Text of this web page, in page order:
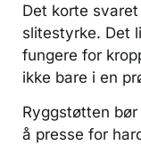
Det korte
slitestyrke. Det
fungere for
ikke bare i en
Ryggstøtten
å presse for